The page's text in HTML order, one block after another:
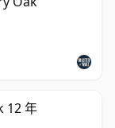
12 年